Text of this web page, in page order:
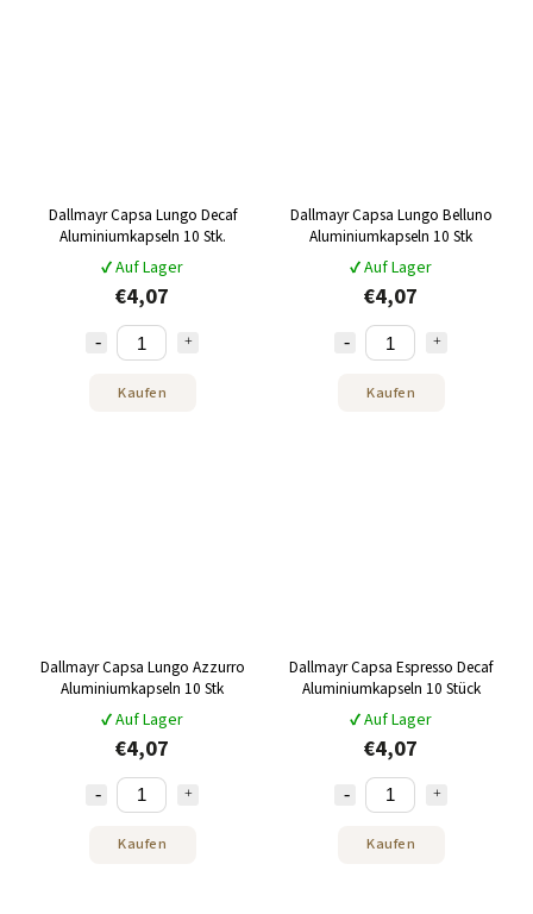
Dallmayr Capsa Lungo Decaf
Aluminiumkapseln 10 Stk.
✔ Auf Lager
€4,07
Kaufen
Dallmayr Capsa Lungo Belluno
Aluminiumkapseln 10 Stk
✔ Auf Lager
€4,07
Kaufen
Dallmayr Capsa Lungo Azzurro
Aluminiumkapseln 10 Stk
✔ Auf Lager
€4,07
Kaufen
Dallmayr Capsa Espresso Decaf
Aluminiumkapseln 10 Stück
✔ Auf Lager
€4,07
Kaufen